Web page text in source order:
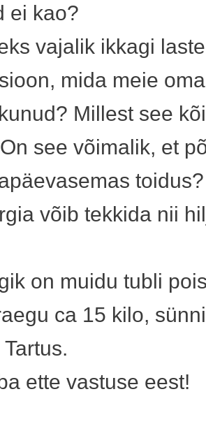
ei kao?
vajalik ikkagi
mida meie
Millest see
see võimalik, et
võib tekkida nii
on muidu tubli
ca 15 kilo,
ette vastuse eest!